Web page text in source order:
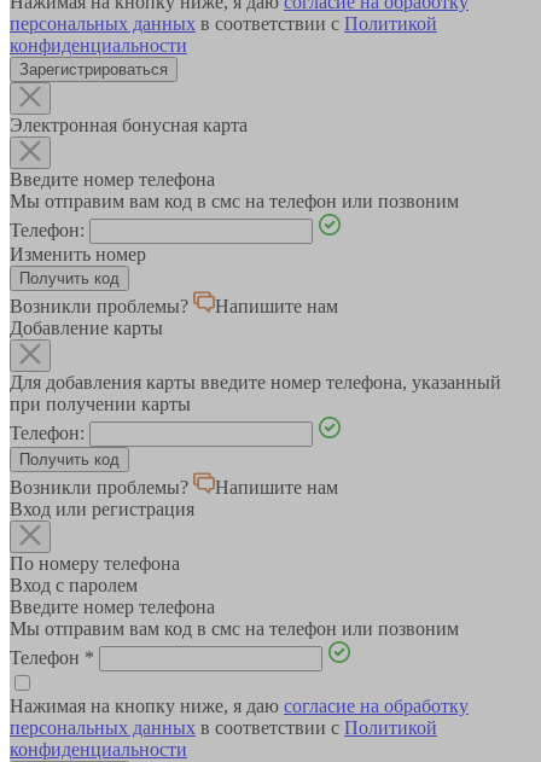
персональных данных в соответствии с Политикой
конфиденциальности
Зарегистрироваться
Электронная бонусная карта
Введите номер телефона
Мы отправим вам код в смс на телефон или позвоним
Телефон:
Изменить номер
Возникли проблемы?
Напишите нам
Добавление карты
Для добавления карты введите номер телефона, указанный
при получении карты
Телефон:
Возникли проблемы?
Напишите нам
Вход или регистрация
По номеру телефона
Вход с паролем
Введите номер телефона
Мы отправим вам код в смс на телефон или позвоним
Телефон *
Нажимая на кнопку ниже, я даю согласие на обработку
персональных данных в соответствии с Политикой
конфиденциальности